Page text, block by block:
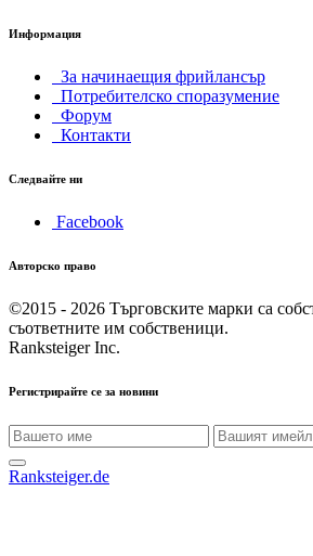
Информация
За начинаещия фрийлансър
Потребителско споразумение
Форум
Контакти
Следвайте ни
Facebook
Авторско право
©2015 - 2026 Търговските марки са
съответните им собственици.
Ranksteiger Inc.
Регистрирайте се за новини
Ranksteiger.de